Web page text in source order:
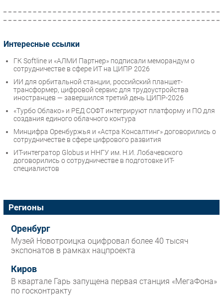
Интересные ссылки
ГК Softline и «АЛМИ Партнер» подписали меморандум о
сотрудничестве в сфере ИТ на ЦИПР 2026
ИИ для орбитальной станции, российский планшет-
трансформер, цифровой сервис для трудоустройства
иностранцев — завершился третий день ЦИПР-2026
«Турбо Облако» и РЕД СОФТ интегрируют платформу и ПО для
создания единого облачного контура
Минцифра Оренбуржья и «Астра Консалтинг» договорились о
сотрудничестве в сфере цифрового развития
ИТ-интегратор Globus и ННГУ им. Н.И. Лобачевского
договорились о сотрудничестве в подготовке ИТ-
специалистов
Регионы
Оренбург
Музей Новотроицка оцифровал более 40 тысяч
экспонатов в рамках нацпроекта
Киров
В квартале Гарь запущена первая станция «МегаФона»
по госконтракту